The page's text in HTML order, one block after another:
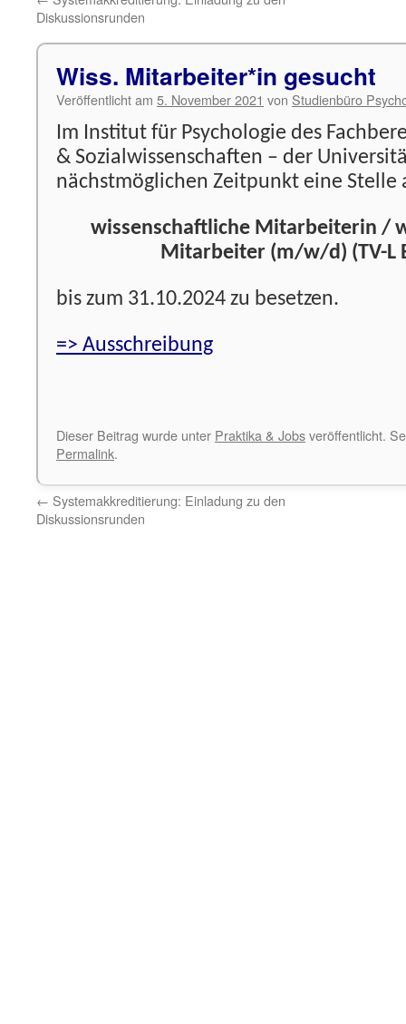
Diskussionsrunden
Wiss. Mitarbeiter*in gesucht
Veröffentlicht am 5. November 2021 von Studienbüro
Im Institut für Psychologie des
& Sozialwissenschaften – der
nächstmöglichen Zeitpunkt eine Stelle
wissenschaftliche Mitarbeiterin /
Mitarbeiter (m/w/d) (TV-L
bis zum 31.10.2024 zu besetzen.
=> Ausschreibung
Dieser Beitrag wurde unter Praktika & Jobsveröffentlicht.
Permalink.
← Systemakkreditierung: Einladung zu den
Diskussionsrunden